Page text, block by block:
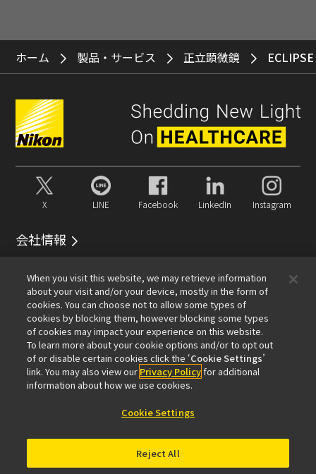
ホーム 製品・サービス 正立顕微鏡
X LINE Facebook LinkedIn Instagram
会社情報
顕微鏡事業100周年
おすすめリンク
メールマガジン登録対物レンズセレクターPubScope
OEMNikon Small World
MicroscopyU
NIKON JOICO AWARD
インダストリー製品（インダストリアルソリューション
When you visit this website, we may retrieve information
about your visit and/or your device, mostly in the form of
cookies. You can choose not to allow some types of
cookies by blocking them, however blocking some types
of cookies may impact your experience on this website.
To learn more about your cookie options and/or to opt out
of or disable certain cookies click the ‘Cookie Settings’
link. You may also view our Privacy Policyfor additional
information about how we use cookies.
Cookie Settings
Reject All